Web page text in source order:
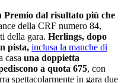
Premio dal risultato più che
della CRF numero 84,
della gara. Herlings, dopo
pista, inclusa la manche di
casa una doppietta
a quota 675, con
spettacolarmente in gara due